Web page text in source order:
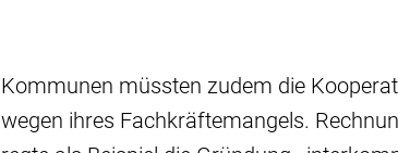
Kommunen müssten zudem die
wegen ihres Fachkräftemangels.